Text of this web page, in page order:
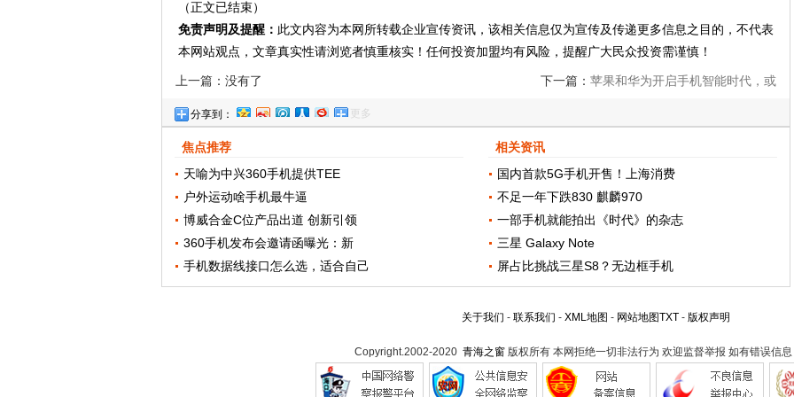
（正文已结束）
免责声明及提醒： 此文内容为本网所转载企业宣传资讯，该相关信息仅为宣传及传递更多信息之目的，不代表
本网站观点，文章真实性请浏览者慎重核实！任何投资加盟均有风险，提醒广大民众投资需谨慎！
上一篇：没有了 下一篇： 苹果和华为开启手机智能时代，或
分享到： 更多
焦点推荐
天喻为中兴360手机提供TEE
户外运动啥手机最牛逼
博威合金C位产品出道 创新引领
360手机发布会邀请函曝光：新
手机数据线接口怎么选，适合自己
相关资讯
国内首款5G手机开售！上海消费
不足一年下跌830 麒麟970
一部手机就能拍出《时代》的杂志
三星 Galaxy Note
屏占比挑战三星S8？无边框手机
关于我们 - 联系我们 - XML地图 - 网站地图TXT- 版权声明
Copyright.2002-2020 青海之窗版权所有 本网拒绝一切非法行为 欢迎监督举报 如有错误信